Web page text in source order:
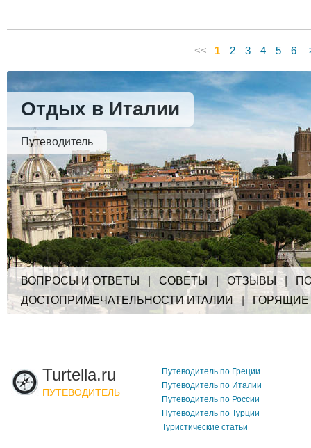
<< 1 2 3 4 5 6
Отдых в Италии
Путеводитель
ВОПРОСЫ И ОТВЕТЫ СОВЕТЫ ОТЗЫВЫ |
ДОСТОПРИМЕЧАТЕЛЬНОСТИ ИТАЛИИ
ГОРЯЩИЕ
Turtella.ru
ПУТЕВОДИТЕЛЬ
Путеводитель по Греции
Путеводитель по Италии
Путеводитель по России
Путеводитель по Турции
Туристические статьи